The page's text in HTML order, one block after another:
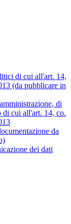
di cui all'art. 14,
(da pubblicare in
di
di cui all'art. 14, co.
da
dei dati